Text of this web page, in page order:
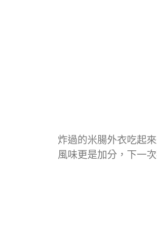
炸過的米腸外衣吃起
風味更是加分，下一